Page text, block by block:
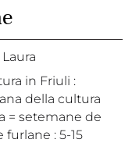
Laura
in Friuli :
della cultura
= setemane de
furlane : 5-15